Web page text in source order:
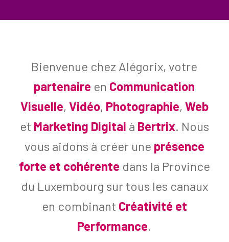
Bienvenue chez Alégorix, votre
partenaire en Communication
Visuelle, Vidéo, Photographie, Web
et Marketing Digital à Bertrix. Nous
vous aidons à créer une présence
forte et cohérente dans la Province
du Luxembourg sur tous les canaux
en combinant Créativité et
Performance.